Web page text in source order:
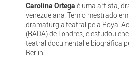
Carolina Ortega é uma artista,
venezuelana. Tem o mestrado
dramaturgia teatral pela Royal
(RADA) de Londres, e estudou
teatral documental e biográfica
Berlin.